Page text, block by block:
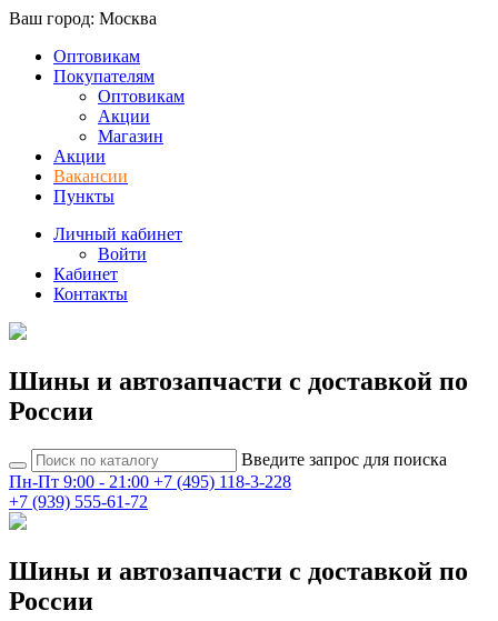
Ваш город: Москва
Оптовикам
Покупателям
Оптовикам
Акции
Магазин
Акции
Вакансии
Пункты
Личный кабинет
Войти
Кабинет
Контакты
Шины и автозапчасти с доставкой по
России
Введите запрос для поиска
Пн-Пт 9:00 - 21:00 +7 (495) 118-3-228
+7 (939) 555-61-72
Шины и автозапчасти с доставкой по
России